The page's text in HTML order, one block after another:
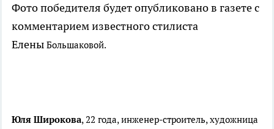
Фото победителя будет опубликовано в газете с
комментарием известного стилиста
Елены Большаковой.
Юля Широкова, 22 года, инженер-строитель, художница